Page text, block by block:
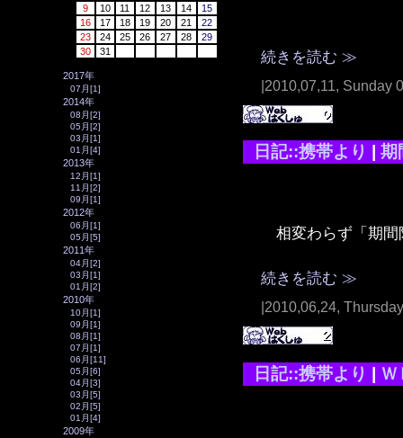
9
10 11 12 13 14
15
16
17 18 19 20 21
22
23
24 25 26 27 28
29
30
31
2017年
07月[1]
2014年
08月[2]
05月[2]
03月[1]
01月[4]
2013年
12月[1]
11月[2]
09月[1]
2012年
06月[1]
05月[5]
2011年
04月[2]
03月[1]
01月[2]
2010年
10月[1]
09月[1]
08月[1]
07月[1]
06月[11]
05月[6]
04月[3]
03月[5]
02月[5]
01月[4]
2009年
続きを読む ≫
|2010,07,11, Sunday
日記::携帯より 期
相変わらず「期間
続きを読む ≫
|2010,06,24,
日記::携帯より | Ｗ